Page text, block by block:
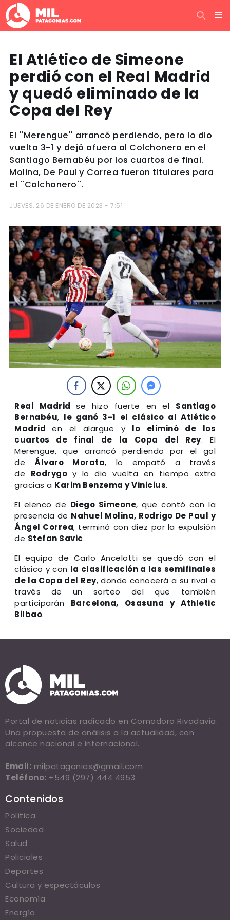
El Atlético de Simeone
perdió con el Real Madrid
y quedó eliminado de la
Copa del Rey
El ''Merengue'' arrancó perdiendo, pero lo dio
vuelta 3-1 y dejó afuera al Colchonero en el
Santiago Bernabéu por los cuartos de final.
Molina, De Paul y Correa fueron titulares para
el ''Colchonero''.
JUEVES, 26 DE ENERO DE 2023 - 7:51
Real Madridse hizo fuerte en el Santiago
Bernabéu, le ganó 3-1 el clásico al Atlético
Madriden el alargue y lo eliminó de los
cuartos de final de la Copa del Rey. El
Merengue, que arrancó perdiendo por el gol
de Álvaro Morata, lo empató a través
de Rodrygo y lo dio vuelta en tiempo extra
gracias a Karim Benzema y Vinicius.
El elenco de Diego Simeone, que contó con la
presencia de Nahuel Molina, Rodrigo De Paul y
Ángel Correa, terminó con diez por la expulsión
de Stefan Savic.
El equipo de Carlo Ancelotti se quedó con el
clásico y con la clasificación a las semifinales
de la Copa del Rey, donde conocerá a su rival a
través de un sorteo del que también
participarán Barcelona, Osasuna y Athletic
Bilbao.
Portal de noticias radicado en Comodoro Rivadavia.
Una propuesta de análisis a la actualidad, con
alcance nacional e internacional.
Email: milpatagonias@gmail.com
Teléfono: +549 (297) 444 4953
Contenidos
Política
Sociedad
Salud
Policiales
Deportes
Cultura y espectáculos
Economía
Energía